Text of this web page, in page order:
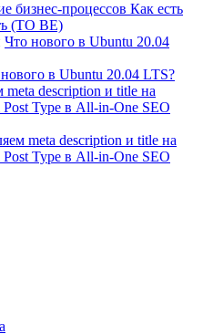
бизнес-процессов Как есть
(TO BE)
Что нового в Ubuntu 20.04
в Ubuntu 20.04 LTS?
meta description и title на
Type в All-in-One SEO
meta description и title на
Type в All-in-One SEO